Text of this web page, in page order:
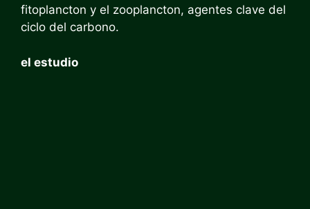
fitoplancton y el zooplancton, agentes clave del
ciclo del carbono.
el estudio